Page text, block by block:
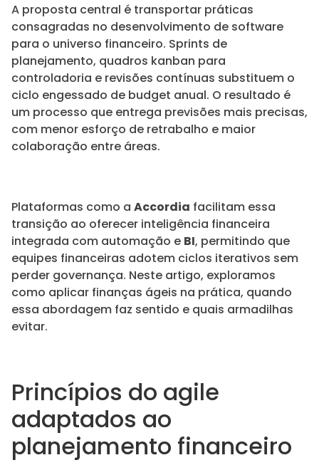
A proposta central é transportar práticas
consagradas no desenvolvimento de software
para o universo financeiro. Sprints de
planejamento, quadros kanban para
controladoria e revisões contínuas substituem o
ciclo engessado de budget anual. O resultado é
um processo que entrega previsões mais precisas,
com menor esforço de retrabalho e maior
colaboração entre áreas.
Plataformas como a Accordia facilitam essa
transição ao oferecer inteligência financeira
integrada com automação e BI, permitindo que
equipes financeiras adotem ciclos iterativos sem
perder governança. Neste artigo, exploramos
como aplicar finanças ágeis na prática, quando
essa abordagem faz sentido e quais armadilhas
evitar.
Princípios do agile
adaptados ao
planejamento financeiro